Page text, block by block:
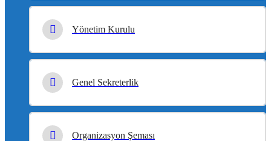
Yönetim Kurulu
Genel Sekreterlik
Organizasyon Şeması